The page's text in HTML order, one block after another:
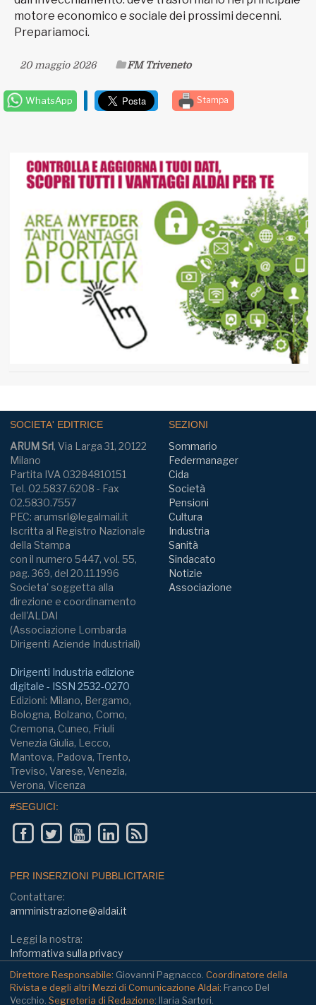
motore economico e sociale dei prossimi decenni.
Prepariamoci.
20 maggio 2026 FM Triveneto
WhatsApp Stampa
SOCIETA' EDITRICE
ARUM Srl, Via Larga 31, 20122
Milano
Partita IVA 03284810151
Tel. 02.5837.6208 - Fax
02.5830.7557
PEC: arumsrl@legalmail.it
Iscritta al Registro Nazionale
della Stampa
con il numero 5447, vol. 55,
pag. 369, del 20.11.1996
Societa' soggetta alla
direzione e coordinamento
dell'ALDAI
(Associazione Lombarda
Dirigenti Aziende Industriali)
Dirigenti Industria edizione
digitale - ISSN 2532-0270
Edizioni: Milano, Bergamo,
Bologna, Bolzano, Como,
Cremona, Cuneo, Friuli
Venezia Giulia, Lecco,
Mantova, Padova, Trento,
Treviso, Varese, Venezia,
Verona, Vicenza
SEZIONI
Sommario
Federmanager
Cida
Società
Pensioni
Cultura
Industria
Sanità
Sindacato
Notizie
Associazione
#SEGUICI:
PER INSERZIONI PUBBLICITARIE
Contattare:
amministrazione@aldai.it
Leggi la nostra:
Informativa sulla privacy
Direttore Responsabile: Giovanni Pagnacco. Coordinatore della
Rivista e degli altri Mezzi di Comunicazione Aldai: Franco Del
Vecchio. Segreteria di Redazione: Ilaria Sartori.